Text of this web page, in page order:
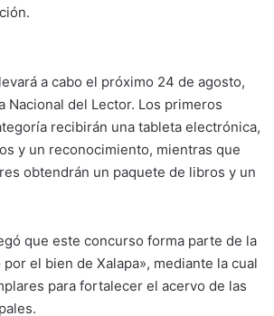
a cabo el próximo 24 de agosto,
Nacional del Lector. Los primeros
recibirán una tableta electrónica,
y un reconocimiento, mientras que
obtendrán un paquete de libros y un
que este concurso forma parte de la
el bien de Xalapa», mediante la cual
para fortalecer el acervo de las